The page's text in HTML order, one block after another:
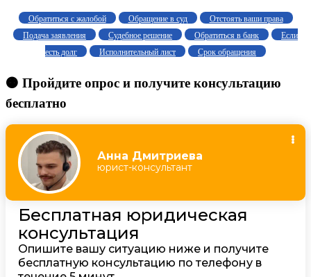
Обратиться с жалобой Обращение в суд
Отстоять ваши права
Подача заявления
Судебное решение Обратиться в банк
Если
есть долг
Исполнительный лист Срок обращения
🟠 Пройдите опрос и получите консультацию
бесплатно